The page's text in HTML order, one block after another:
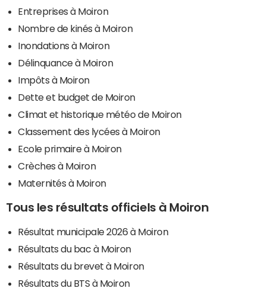
Entreprises à Moiron
Nombre de kinés à Moiron
Inondations à Moiron
Délinquance à Moiron
Impôts à Moiron
Dette et budget de Moiron
Climat et historique météo de Moiron
Classement des lycées à Moiron
Ecole primaire à Moiron
Crèches à Moiron
Maternités à Moiron
Tous les résultats officiels à Moiron
Résultat municipale 2026 à Moiron
Résultats du bac à Moiron
Résultats du brevet à Moiron
Résultats du BTS à Moiron